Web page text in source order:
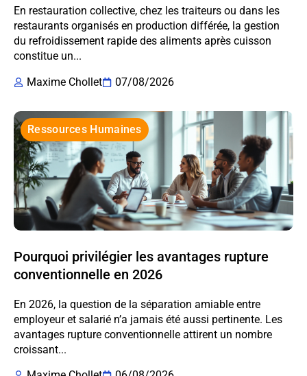
En restauration collective, chez les traiteurs ou dans les
restaurants organisés en production différée, la gestion
du refroidissement rapide des aliments après cuisson
constitue un...
Maxime Chollet
07/08/2026
Ressources Humaines
Pourquoi privilégier les avantages rupture
conventionnelle en 2026
En 2026, la question de la séparation amiable entre
employeur et salarié n’a jamais été aussi pertinente. Les
avantages rupture conventionnelle attirent un nombre
croissant...